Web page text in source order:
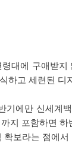
대에 구애받
하고 세련된
에만 신세
지 포함하면
보라는 점에